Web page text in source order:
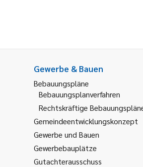
Gewerbe & Bauen
Bebauungspläne
Bebauungsplanverfahren
Rechtskräftige
Gemeindeentwicklungskonzept
Gewerbe und Bauen
Gewerbebauplätze
Gutachterausschuss